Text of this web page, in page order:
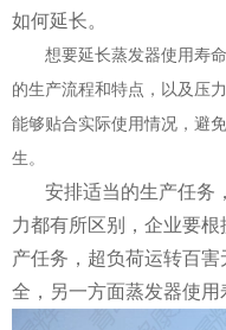
如何延长。
想要延长蒸发器使用寿
的生产流程和特点，以及压
能够贴合实际使用情况，避
生。
安排适当的生产任务
力都有所区别，企业要
产任务，超负荷运转百
全，另一方面蒸发器使用